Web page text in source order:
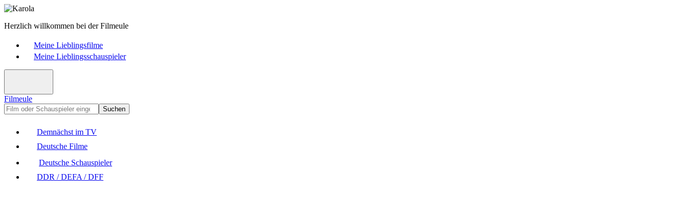
Herzlich willkommen bei der Filmeule
Meine Lieblingsfilme
Meine Lieblingsschauspieler
Filmeule
Suchen
Demnächst im TV
Deutsche Filme
Deutsche Schauspieler
DDR / DEFA / DFF